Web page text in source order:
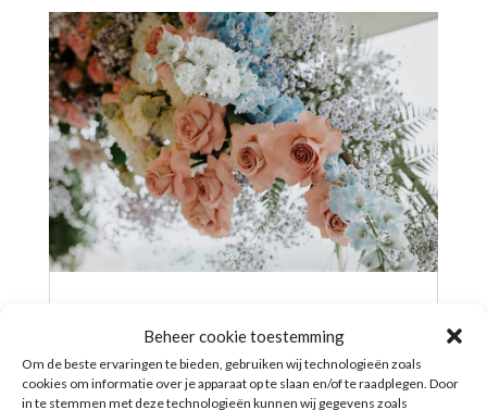
Beheer cookie toestemming
Om de beste ervaringen te bieden, gebruiken wij technologieën zoals
cookies om informatie over je apparaat op te slaan en/of te raadplegen. Door
in te stemmen met deze technologieën kunnen wij gegevens zoals
Strijkkwartet
Sinds Bridgerton een hit werd op Netflix
is er veel vraag naar de muziek hieruit. En